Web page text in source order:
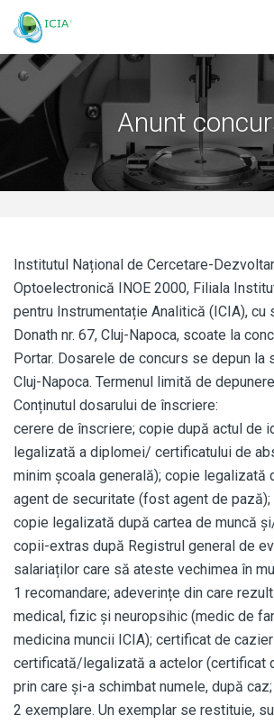
Anunt
Institutul Național de Cercetare-
Optoelectronică INOE 2000, Filiala
pentru Instrumentație Analitică (ICIA), cu
Donath nr. 67, Cluj-Napoca, scoate la
Portar. Dosarele de concurs se depun la
Cluj-Napoca. Termenul limită de
Conținutul dosarului de înscriere:
cerere de înscriere; copie după actul de
legalizată a diplomei/ certificatului de
minim școala generală); copie legalizată
agent de securitate (fost agent de pază);
copie legalizată după cartea de muncă
copii-extras după Registrul general de
salariaților care să ateste vechimea în
1 recomandare; adeverințe din care
medical, fizic și neuropsihic (medic de
medicina muncii ICIA); certificat de
certificată/legalizată a actelor (certificat
prin care și-a schimbat numele, după
2 exemplare. Un exemplar se restituie,